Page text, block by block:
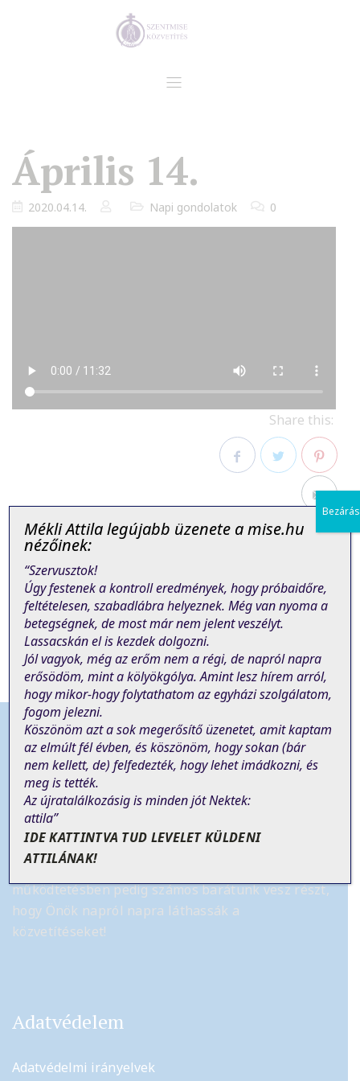
Április 14.
2020.04.14. Napi gondolatok 0
Share this:
TwitterPinterest
PREVIOUS POST NEXT POST
Tájékoztató
Az élő online szentmise közvetítés önkéntes
munkából és felajánlásokból jött létre.A kamerát a
Zmax Biztonságtechnikai Kft.
működtetésben pedig számos barátunk vesz részt,
hogy Önök napról napra láthassák a
közvetítéseket!
Adatvédelem
Adatvédelmi irányelvek
Mékli Attila legújabb üzenete a mise.hu
nézőinek:
“Szervusztok!
Úgy festenek a kontroll eredmények, hogy próbaidőre,
feltételesen, szabadlábra helyeznek. Még van nyoma a
betegségnek, de most már nem jelent veszélyt.
Lassacskán el is kezdek dolgozni.
Jól vagyok, még az erőm nem a régi, de napról napra
erősödöm, mint a kölyökgólya. Amint lesz hírem arról,
hogy mikor-hogy folytathatom az egyházi szolgálatom,
fogom jelezni.
Köszönöm azt a sok megerősítő üzenetet, amit kaptam
az elmúlt fél évben, és köszönöm, hogy sokan (bár
nemkellett, de) felfedezték, hogy lehet imádkozni, és
meg is tették.
Az újratalálkozásig is minden jót Nektek:
attila”
IDE KATTINTVA TUD LEVELET KÜLDENI
ATTILÁNAK!
Bezárás